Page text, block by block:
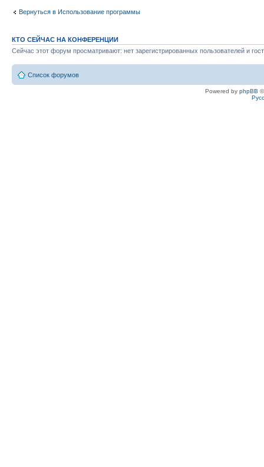
Вернуться в Использование программы
КТО СЕЙЧАС НА КОНФЕРЕНЦИИ
Сейчас этот форум просматривают: нет зарегистрированных пользователей и
Список форумов
Powered by phpBB